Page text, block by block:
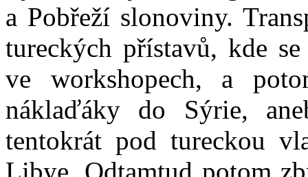
a Pobřeží slonoviny.
tureckých přístavů, kde
ve workshopech, a
náklaďáky do Sýrie,
tentokrát pod tureckou
Libye. Odtamtud potom